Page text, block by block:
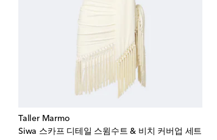
Taller Marmo
Siwa 스카프 디테일 스윔수트 & 비치 커버업 세트